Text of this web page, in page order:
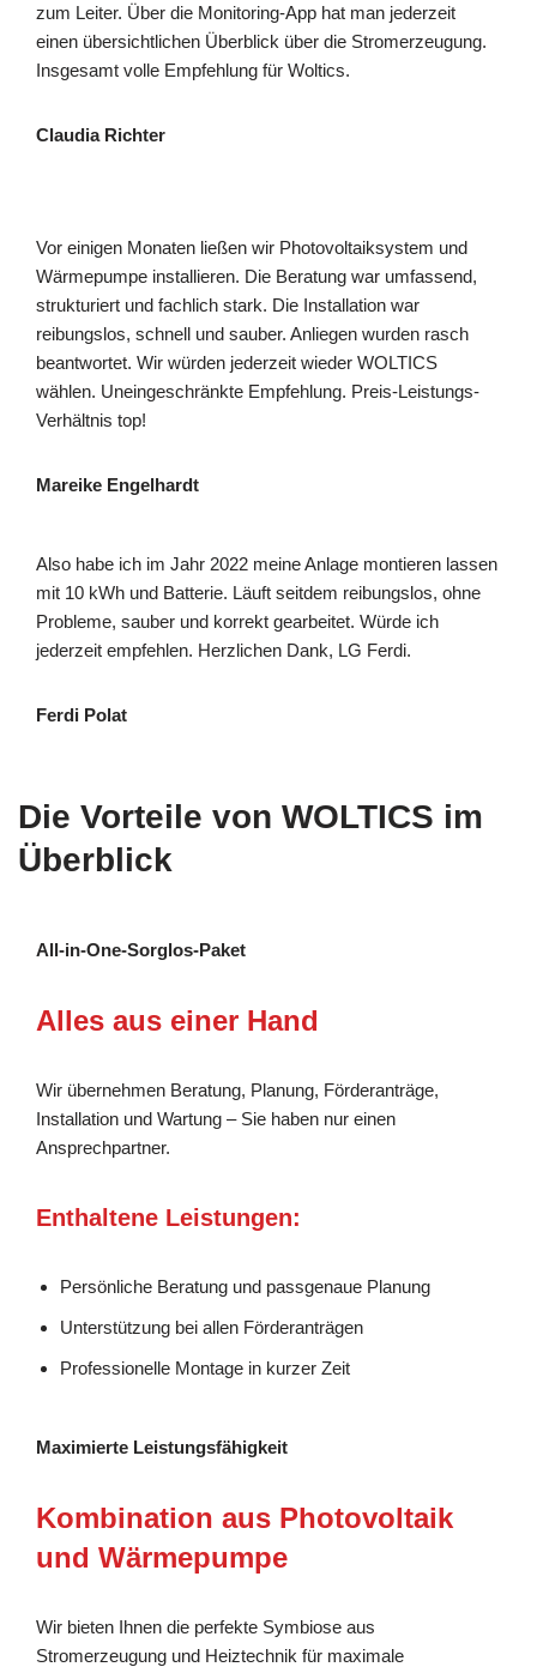
zum Leiter. Über die Monitoring-App hat man jederzeit
einen übersichtlichen Überblick über die Stromerzeugung.
Insgesamt volle Empfehlung für Woltics.
Claudia Richter
Vor einigen Monaten ließen wir Photovoltaiksystem und
Wärmepumpe installieren. Die Beratung war umfassend,
strukturiert und fachlich stark. Die Installation war
reibungslos, schnell und sauber. Anliegen wurden rasch
beantwortet. Wir würden jederzeit wieder WOLTICS
wählen. Uneingeschränkte Empfehlung. Preis-Leistungs-
Verhältnis top!
Mareike Engelhardt
Also habe ich im Jahr 2022 meine Anlage montieren lassen
mit 10 kWh und Batterie. Läuft seitdem reibungslos, ohne
Probleme, sauber und korrekt gearbeitet. Würde ich
jederzeit empfehlen. Herzlichen Dank, LG Ferdi.
Ferdi Polat
Die Vorteile von WOLTICS im
Überblick
All-in-One-Sorglos-Paket
Alles aus einer Hand
Wir übernehmen Beratung, Planung, Förderanträge,
Installation und Wartung – Sie haben nur einen
Ansprechpartner.
Enthaltene Leistungen:
Persönliche Beratung und passgenaue Planung
Unterstützung bei allen Förderanträgen
Professionelle Montage in kurzer Zeit
Maximierte Leistungsfähigkeit
Kombination aus Photovoltaik
und Wärmepumpe
Wir bieten Ihnen die perfekte Symbiose aus
Stromerzeugung und Heiztechnik für maximale